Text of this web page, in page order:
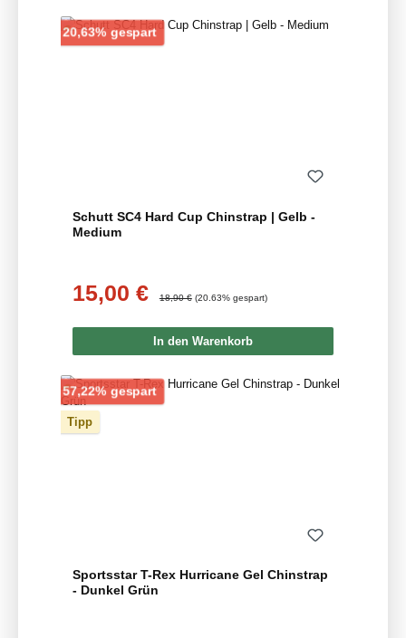
20,63% gespartRabatt
Schutt SC4 Hard Cup Chinstrap | Gelb -
Medium
Verkaufspreis:
15,00 € 18,90 € (20.63% gespart)
In den Warenkorb
57,22% gespartRabatt
Tipp
Sportsstar T-Rex Hurricane Gel Chinstrap
- Dunkel Grün